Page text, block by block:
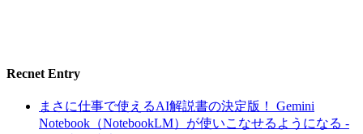
Recnet Entry
まさに仕事で使えるAI解説書の決定版！ Gemini
Notebook（NotebookLM）が使いこなせるようになる -